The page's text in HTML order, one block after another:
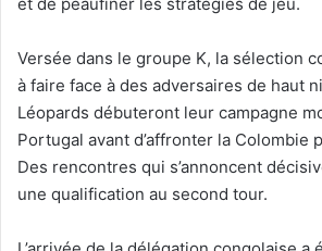
Versée dans le groupe K, la sélection
à faire face à des adversaires de haut
Léopards débuteront leur campagne
Portugal avant d’affronter la Colombie
Des rencontres qui s’annoncent
une qualification au second tour.